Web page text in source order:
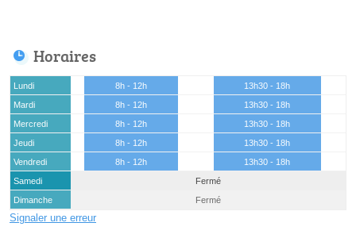
Horaires
Lundi 8h - 12h
13h30 - 18h
Mardi
8h - 12h
13h30 - 18h
Mercredi
8h - 12h
13h30 - 18h
Jeudi
8h - 12h
13h30 - 18h
Vendredi
8h - 12h
13h30 - 18h
Samedi
Fermé
Dimanche
Fermé
Signaler une erreur